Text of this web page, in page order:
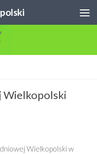
Wielkopolski
Wielkopolski w